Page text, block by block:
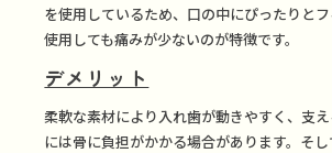
を使用しているため、口の中にぴったりと
使用しても痛みが少ないのが特徴です。
デメリット
柔軟な素材により入れ歯が動きやすく、支
には骨に負担がかかる場合があります。そ